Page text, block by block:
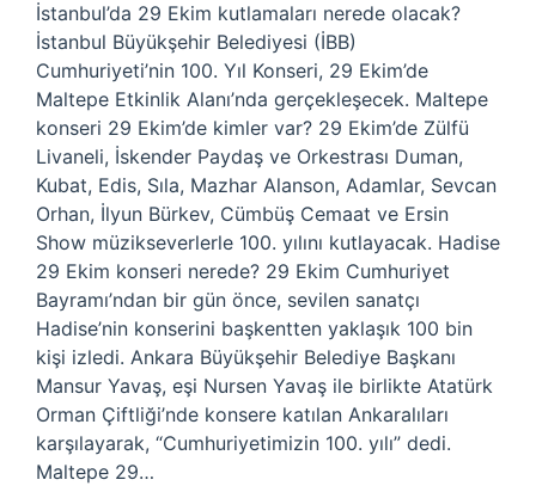
İstanbul’da 29 Ekim kutlamaları nerede olacak?
İstanbul Büyükşehir Belediyesi (İBB)
Cumhuriyeti’nin 100. Yıl Konseri, 29 Ekim’de
Maltepe Etkinlik Alanı’nda gerçekleşecek. Maltepe
konseri 29 Ekim’de kimler var? 29 Ekim’de Zülfü
Livaneli, İskender Paydaş ve Orkestrası Duman,
Kubat, Edis, Sıla, Mazhar Alanson, Adamlar, Sevcan
Orhan, İlyun Bürkev, Cümbüş Cemaat ve Ersin
Show müzikseverlerle 100. yılını kutlayacak. Hadise
29 Ekim konseri nerede? 29 Ekim Cumhuriyet
Bayramı’ndan bir gün önce, sevilen sanatçı
Hadise’nin konserini başkentten yaklaşık 100 bin
kişi izledi. Ankara Büyükşehir Belediye Başkanı
Mansur Yavaş, eşi Nursen Yavaş ile birlikte Atatürk
Orman Çiftliği’nde konsere katılan Ankaralıları
karşılayarak, “Cumhuriyetimizin 100. yılı” dedi.
Maltepe 29…